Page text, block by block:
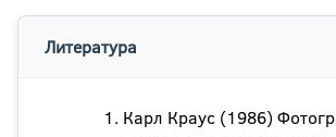
Литература
Карл Краус (1986)